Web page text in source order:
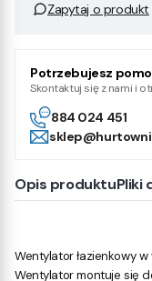
Zapytaj o produkt
Potrzebujesz
Skontaktuj się z nami i
884 024 451
Opis produktuPliki
Wentylator łazienkowy
Wentylator montuje się